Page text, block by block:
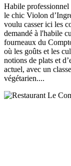
Habile
le chic Violon
voulu casser ici les
demandé à l'habile
fourneaux du
où les goûts et les
notions de plats et
actuel, avec un
végétarien....